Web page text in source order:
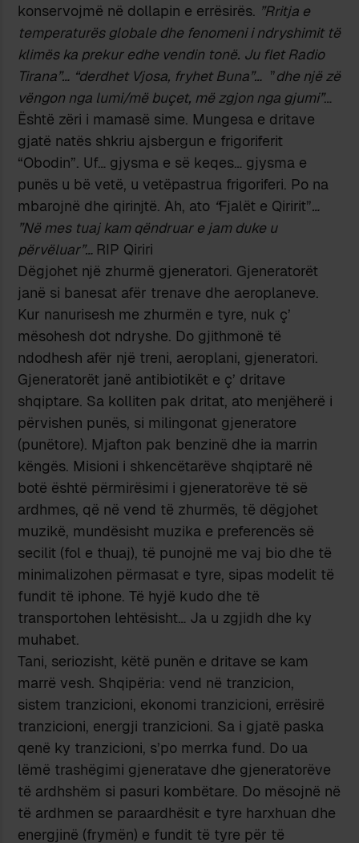
konservojmë në dollapin e errësirës. ”Rritja e
temperaturës globale dhe fenomeni i ndryshimit të
klimës ka prekur edhe vendin tonë. Ju flet Radio
Tirana”… “derdhet Vjosa, fryhet Buna”… ”dhe një zë
vëngon nga lumi/më buçet, më zgjon nga gjumi”…
Është zëri i mamasë sime. Mungesa e dritave
gjatë natës shkriu ajsbergun e frigoriferit
“Obodin”. Uf… gjysma e së keqes… gjysma e
punës u bë vetë, u vetëpastrua frigoriferi. Po na
mbarojnë dhe qirinjtë. Ah, ato “Fjalët e Qiririt”…
”Në mes tuaj kam qëndruar e jam duke u
përvëluar”… RIP Qiriri
Dëgjohet një zhurmë gjeneratori. Gjeneratorët
janë si banesat afër trenave dhe aeroplaneve.
Kur nanurisesh me zhurmën e tyre, nuk ç’
mësohesh dot ndryshe. Do gjithmonë të
ndodhesh afër një treni, aeroplani, gjeneratori.
Gjeneratorët janë antibiotikët e ç’ dritave
shqiptare. Sa kolliten pak dritat, ato menjëherë i
përvishen punës, si milingonat gjeneratore
(punëtore). Mjafton pak benzinë dhe ia marrin
këngës. Misioni i shkencëtarëve shqiptarë në
botë është përmirësimi i gjeneratorëve të së
ardhmes, që në vend të zhurmës, të dëgjohet
muzikë, mundësisht muzika e preferencës së
secilit (fol e thuaj), të punojnë me vaj bio dhe të
minimalizohen përmasat e tyre, sipas modelit të
fundit të iphone. Të hyjë kudo dhe të
transportohen lehtësisht… Ja u zgjidh dhe ky
muhabet.
Tani, seriozisht, këtë punën e dritave se kam
marrë vesh. Shqipëria: vend në tranzicion,
sistem tranzicioni, ekonomi tranzicioni, errësirë
tranzicioni, energji tranzicioni. Sa i gjatë paska
qenë ky tranzicioni, s’po merrka fund. Do ua
lëmë trashëgimi gjeneratave dhe gjeneratorëve
të ardhshëm si pasuri kombëtare. Do mësojnë në
të ardhmen se paraardhësit e tyre harxhuan dhe
energjinë (frymën) e fundit të tyre për të